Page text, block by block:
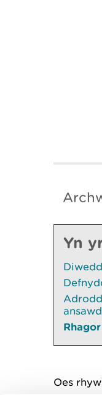
Yn
Rhagor
Oes